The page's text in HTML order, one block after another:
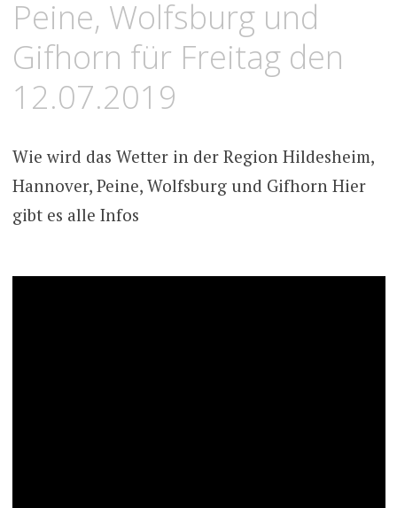
Peine, Wolfsburg und
Gifhorn für Freitag den
12.07.2019
Wie wird das Wetter in der Region Hildesheim,
Hannover, Peine, Wolfsburg und Gifhorn Hier
gibt es alle Infos